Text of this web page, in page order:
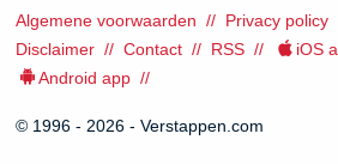
Algemene voorwaarden Privacy policy
Disclaimer
Contact RSS
iOS
Android app
© 1996 - 2026 - Verstappen.com